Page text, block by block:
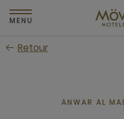
Passer
au
principal
MENU
Retour
ANWAR AL